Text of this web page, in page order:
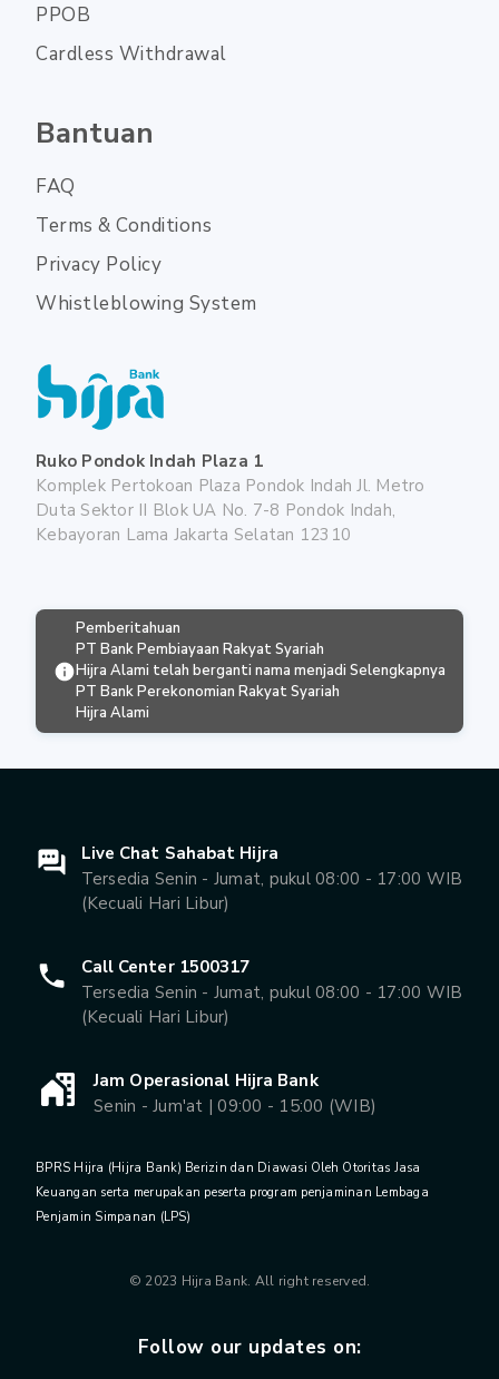
Ruko Pondok Indah Plaza 1
Komplek Pertokoan Plaza Pondok Indah Jl. Metro
Duta Sektor II Blok UA No. 7-8 Pondok Indah,
Kebayoran Lama Jakarta Selatan 12310
PPOB
Cardless Withdrawal
Bantuan
FAQ
Terms & Conditions
Privacy Policy
Whistleblowing System
Pemberitahuan
PT Bank Pembiayaan Rakyat Syariah
Hijra Alami telah berganti nama menjadi
PT Bank Perekonomian Rakyat Syariah
Hijra Alami
Selengkapnya
Live Chat Sahabat Hijra
Tersedia Senin - Jumat, pukul 08:00 - 17:00 WIB
(Kecuali Hari Libur)
Call Center 1500317
Tersedia Senin - Jumat, pukul 08:00 - 17:00 WIB
(Kecuali Hari Libur)
Jam Operasional Hijra Bank
Senin - Jum'at | 09:00 - 15:00 (WIB)
BPRS Hijra (Hijra Bank) Berizin dan Diawasi Oleh Otoritas Jasa
Keuangan serta merupakan peserta program penjaminan Lembaga
Penjamin Simpanan (LPS)
© 2023 Hijra Bank. All right reserved.
Follow our updates on: